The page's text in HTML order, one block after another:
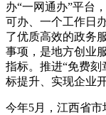
办“一网通办”平台
可办、一个工作日
了优质高效的政务
事项，是地方创业
指标。推进“免费
标提升、实现企业
今年5月，江西省